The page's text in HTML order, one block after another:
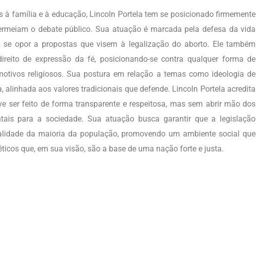
à família e à educação, Lincoln Portela tem se posicionado firmemente
o debate público. Sua atuação é marcada pela defesa da vida
opor a propostas que visem à legalização do aborto. Ele também
de expressão da fé, posicionando-se contra qualquer forma de
religiosos. Sua postura em relação a temas como ideologia de
alinhada aos valores tradicionais que defende. Lincoln Portela acredita
ser feito de forma transparente e respeitosa, mas sem abrir mão dos
para a sociedade. Sua atuação busca garantir que a legislação
da maioria da população, promovendo um ambiente social que
que, em sua visão, são a base de uma nação forte e justa.